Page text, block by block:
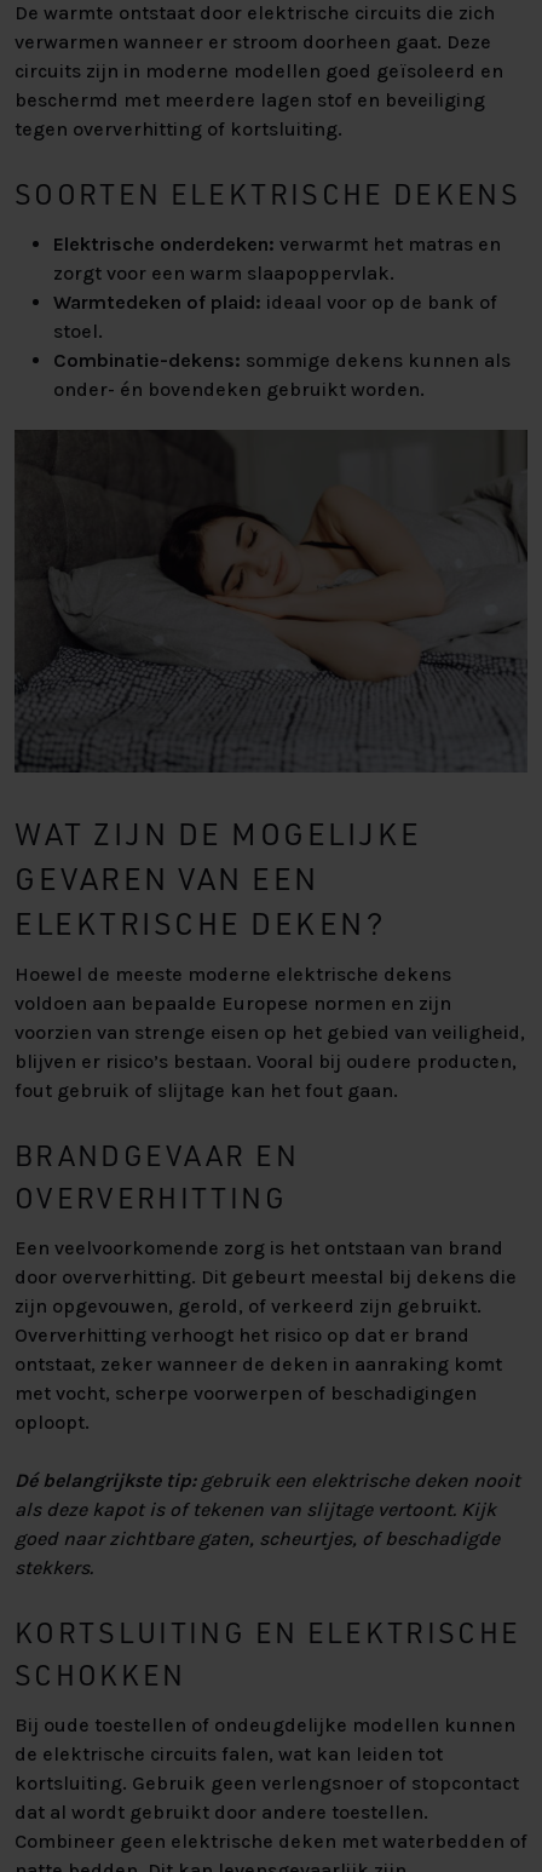
De warmte ontstaat door elektrische circuits die zich
verwarmen wanneer er stroom doorheen gaat. Deze
circuits zijn in moderne modellen goed geïsoleerd en
beschermd met meerdere lagen stof en beveiliging
tegen oververhitting of kortsluiting.
SOORTEN ELEKTRISCHE DEKENS
Elektrische onderdeken: verwarmt het matras en
zorgt voor een warm slaapoppervlak.
Warmtedeken of plaid: ideaal voor op de bank of
stoel.
Combinatie-dekens: sommige dekens kunnen als
onder- én bovendeken gebruikt worden.
WAT ZIJN DE MOGELIJKE
GEVAREN VAN EEN
ELEKTRISCHE DEKEN?
Hoewel de meeste moderne elektrische dekens
voldoen aan bepaalde Europese normen en zijn
voorzien van strenge eisen op het gebied van veiligheid,
blijven er risico’s bestaan. Vooral bij oudere producten,
fout gebruik of slijtage kan het fout gaan.
BRANDGEVAAR EN
OVERVERHITTING
Een veelvoorkomende zorg is het ontstaan van brand
door oververhitting. Dit gebeurt meestal bij dekens die
zijn opgevouwen, gerold, of verkeerd zijn gebruikt.
Oververhitting verhoogt het risico op dat er brand
ontstaat, zeker wanneer de deken in aanraking komt
met vocht, scherpe voorwerpen of beschadigingen
oploopt.
Dé belangrijkste tip:gebruik een elektrische deken nooit
als deze kapot is of tekenen van slijtage vertoont. Kijk
goed naar zichtbare gaten, scheurtjes, of beschadigde
stekkers.
KORTSLUITING EN ELEKTRISCHE
SCHOKKEN
Bij oude toestellen of ondeugdelijke modellen kunnen
de elektrische circuits falen, wat kan leiden tot
kortsluiting. Gebruik geen verlengsnoer of stopcontact
dat al wordt gebruikt door andere toestellen.
Combineer geen elektrische deken met waterbedden of